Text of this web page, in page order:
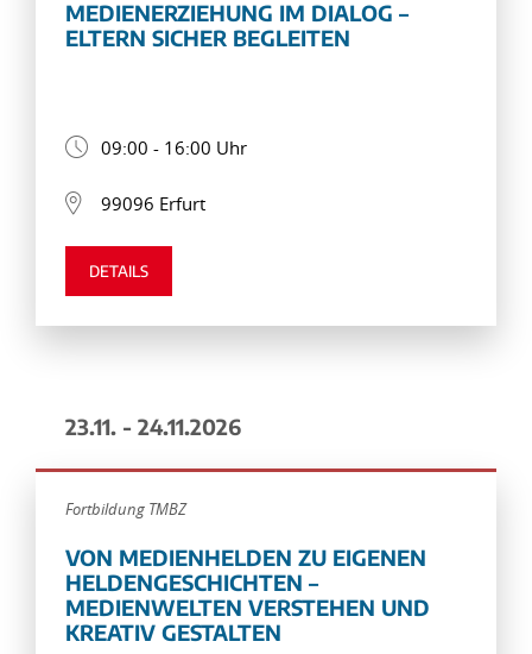
MEDIENERZIEHUNG IM DIALOG –
ELTERN SICHER BEGLEITEN
09:00 - 16:00 Uhr
99096 Erfurt
DETAILS
23.11. - 24.11.2026
Fortbildung TMBZ
VON MEDIENHELDEN ZU EIGENEN
HELDENGESCHICHTEN –
MEDIENWELTEN VERSTEHEN UND
KREATIV GESTALTEN